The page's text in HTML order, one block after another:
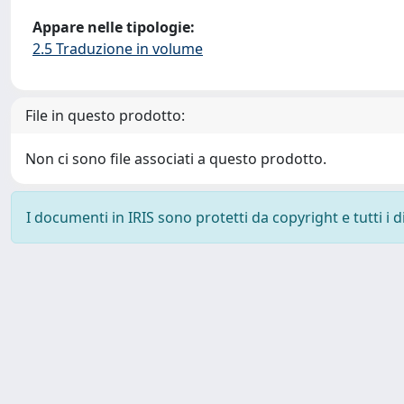
Appare nelle tipologie:
2.5 Traduzione in volume
File in questo prodotto:
Non ci sono file associati a questo prodotto.
I documenti in IRIS sono protetti da copyright e tutti i